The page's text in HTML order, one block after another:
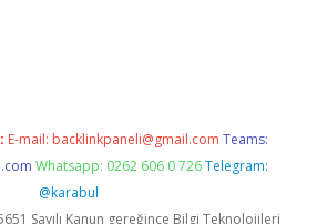
E-mail: backlinkpaneli@gmail.com Teams:
Whatsapp: 0262 606 0 726 Telegram:
@karabul
Sayılı Kanun gereğince Bilgi Teknolojileri